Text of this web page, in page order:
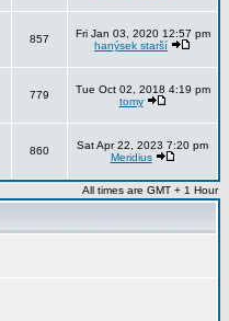
857
Fri Jan 03, 2020 12:57 pm
hanýsek starší
779
Tue Oct 02, 2018 4:19 pm
tomy
860
Sat Apr 22, 2023 7:20 pm
Meridius
All times are GMT + 1 Hour